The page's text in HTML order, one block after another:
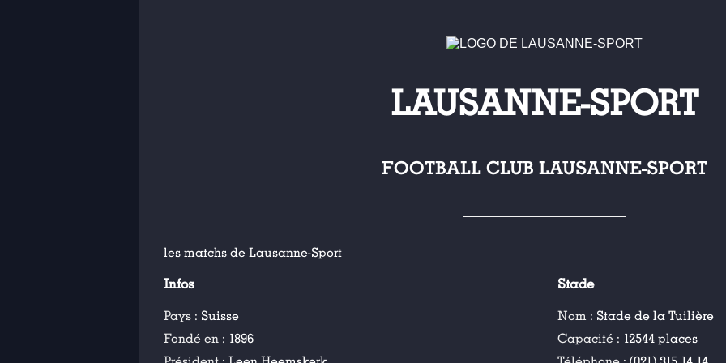
LAUSANNE-SPORT
FOOTBALL CLUB LAUSANNE-SPORT
les matchs de Lausanne-Sport
Infos
Pays : Suisse
Fondé en : 1896
Stade
Nom : Stade de la Tuilière
Capacité : 12544 places